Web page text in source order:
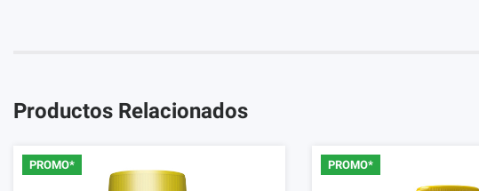
Productos Relacionados
PROMO* PROMO*